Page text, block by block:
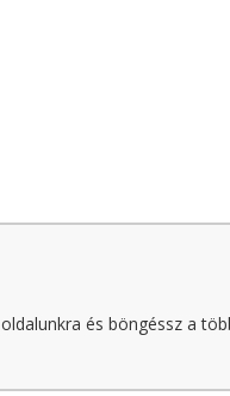
oldalunkra és böngéssz a